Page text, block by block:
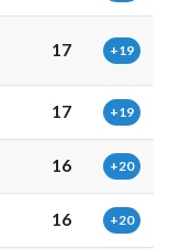
17 +19
17 +19
16 +20
16 +20